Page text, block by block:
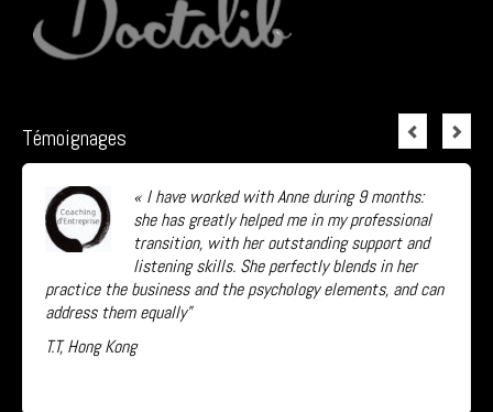
Témoignages
« I have worked with Anne during 9 months:
she has greatly helped me in my professional
transition, with her outstanding support and
listening skills. She perfectly blends in her
practice the business and the psychology elements, and can
address them equally”
T.T, Hong Kong